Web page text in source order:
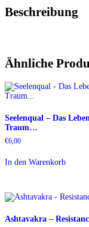
Beschreibung
Ähnliche
Seelenqual – Das
Traum…
€6,00
In den Warenkorb
Ashtavakra –